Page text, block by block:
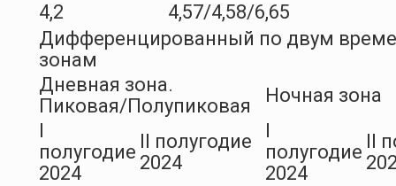
4,2
4,57/4,58/6,65
Дифференцированный по двум
зонам
Дневная зона.
Пиковая/Полупиковая
Ночная зона
полугодие
2024
II полугодие
2024
полугодие
2024
II